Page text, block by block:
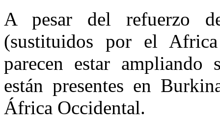
A pesar del refuerzo
(sustituidos por el Africa
parecen estar
están presentes en
África Occidental.